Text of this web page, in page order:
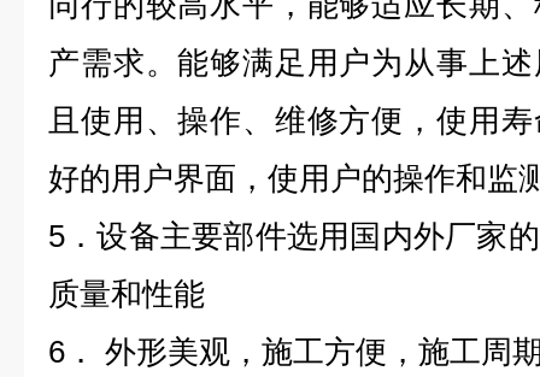
产需求。能够满足用户为从事上
且使用、操作、维修方便，使用
好的用户界面，使用户的操作和监
5 ．设备主要部件选用国内外厂家
质量和性能
6 ． 外形美观，施工方便，施工周